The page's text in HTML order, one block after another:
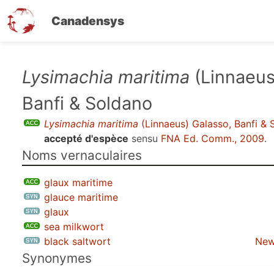
Canadensys
contenu
Lysimachia maritima
Banfi & Soldano
Lysimachia maritima (Linnaeus) Galasso, Banfi &
accepté d'espèce sensu FNA Ed. Comm., 2009.
Noms vernaculaires
glaux maritime
glauce maritime
glaux
sea milkwort
black saltwort
Synonymes